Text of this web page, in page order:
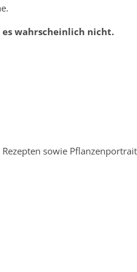
wahrscheinlich nicht.
sowie